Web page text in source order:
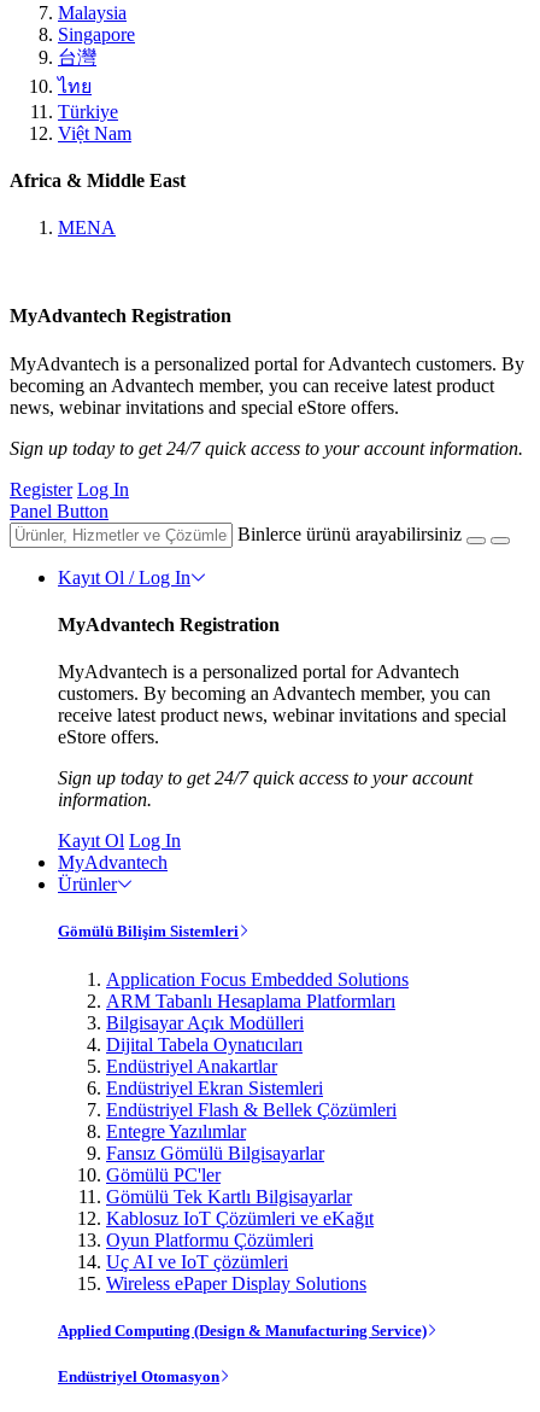
Malaysia
Singapore
台灣
ไทย
Türkiye
Việt Nam
Africa & Middle East
MENA
MyAdvantech Registration
MyAdvantech is a personalized portal for Advantech customers. By
becoming an Advantech member, you can receive latest product
news, webinar invitations and special eStore offers.
Sign up today to get 24/7 quick access to your account information.
Register Log In
Panel Button
Binlerce ürünü arayabilirsiniz
Kayıt Ol / Log In
MyAdvantech Registration
MyAdvantech is a personalized portal for Advantech
customers. By becoming an Advantech member, you can
receive latest product news, webinar invitations and special
eStore offers.
Sign up today to get 24/7 quick access to your account
information.
Kayıt Ol Log In
MyAdvantech
Ürünler
Gömülü Bilişim Sistemleri
Application Focus Embedded Solutions
ARM Tabanlı Hesaplama Platformları
Bilgisayar Açık Modülleri
Dijital Tabela Oynatıcıları
Endüstriyel Anakartlar
Endüstriyel Ekran Sistemleri
Endüstriyel Flash & Bellek Çözümleri
Entegre Yazılımlar
Fansız Gömülü Bilgisayarlar
Gömülü PC'ler
Gömülü Tek Kartlı Bilgisayarlar
Kablosuz IoT Çözümleri ve eKağıt
Oyun Platformu Çözümleri
Uç AI ve IoT çözümleri
Wireless ePaper Display Solutions
Applied Computing (Design & Manufacturing Service)
Endüstriyel Otomasyon